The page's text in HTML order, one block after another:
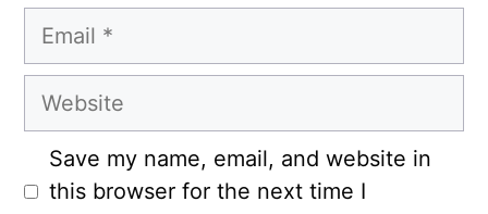
Email
Website
Save my name, email, and website in
this browser for the next time I